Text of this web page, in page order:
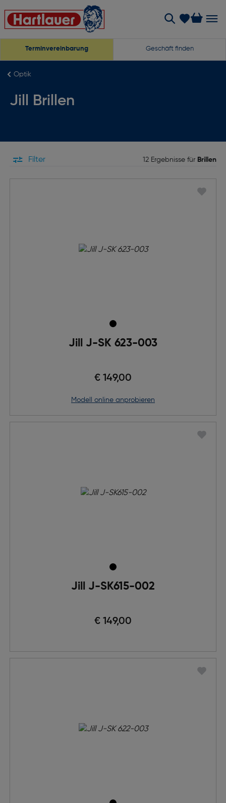
Terminvereinbarung Geschäft finden
Optik
Jill Brillen
Filter 12 Ergebnisse für Brillen
Jill J-SK 623-003
€ 149,00
Modell online anprobieren
Jill J-SK615-002
€ 149,00